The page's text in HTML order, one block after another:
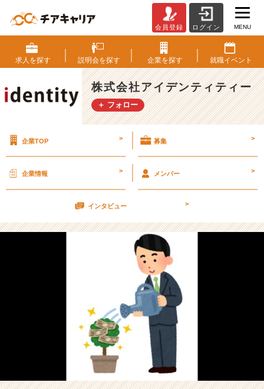
め!!
就
活
生!!
「内
定
金、
の
使
方」
ア
イ
デ
ン
ィ
会員登録 ログイン MENU
求人を探す 説明会を探す 企業を探す 就職イベント
株式会社アイデンティティー
＋ フォロー
企業TOP > 募集 >
企業情報 > メンバー >
インタビュー >